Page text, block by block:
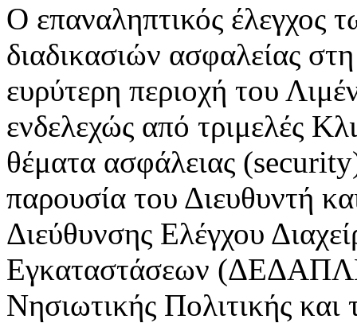
Ο επαναληπτικός έλεγχος
διαδικασιών ασφαλείας
ευρύτερη περιοχή του
ενδελεχώς από τριμελές
θέματα ασφάλειας
παρουσία του Διευθυντή
Διεύθυνσης Ελέγχου
Εγκαταστάσεων
Νησιωτικής Πολιτικής